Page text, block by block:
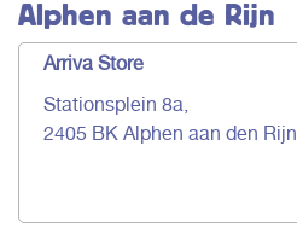
Alphen aan de Rijn
Arriva Store
Stationsplein 8a,
2405 BK Alphen aan den Rijn